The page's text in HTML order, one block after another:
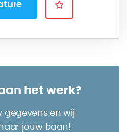
het werk?
gegevens en wij
jouw baan!